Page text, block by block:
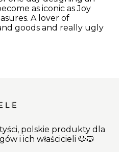
as iconic as Joy
A lover of
goods and really ugly
polskie produkty dla
i ich właścicieli 🐶🐱